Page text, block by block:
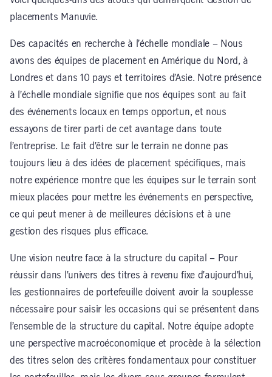
placements Manuvie.
Des capacités en recherche à l’échelle mondiale – Nous
avons des équipes de placement en Amérique du Nord, à
Londres et dans 10 pays et territoires d’Asie. Notre présence
à l’échelle mondiale signifie que nos équipes sont au fait
des événements locaux en temps opportun, et nous
essayons de tirer parti de cet avantage dans toute
l’entreprise. Le fait d’être sur le terrain ne donne pas
toujours lieu à des idées de placement spécifiques, mais
notre expérience montre que les équipes sur le terrain sont
mieux placées pour mettre les événements en perspective,
ce qui peut mener à de meilleures décisions et à une
gestion des risques plus efficace.
Une vision neutre face à la structure du capital – Pour
réussir dans l’univers des titres à revenu fixe d’aujourd’hui,
les gestionnaires de portefeuille doivent avoir la souplesse
nécessaire pour saisir les occasions qui se présentent dans
l’ensemble de la structure du capital. Notre équipe adopte
une perspective macroéconomique et procède à la sélection
des titres selon des critères fondamentaux pour constituer